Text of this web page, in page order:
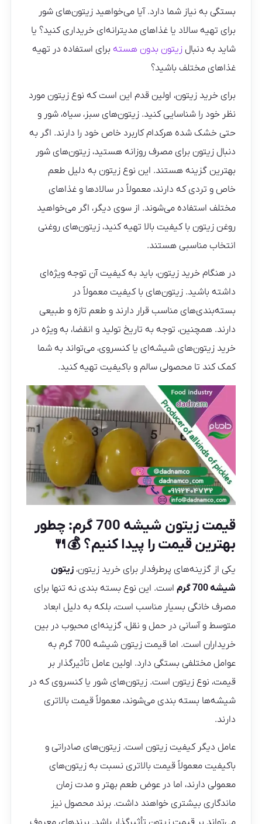
بستگی به نیاز شما دارد. آیا می‌خواهید زیتون‌های شور
برای تهیه سالاد یا غذاهای مدیترانه‌ای خریداری کنید؟ یا
شاید به‌ دنبالزیتون‌ بدون هسته برای استفاده در تهیه
غذاهای مختلف باشید؟
برای خرید زیتون، اولین قدم این است که نوع زیتون مورد
نظر خود را شناسایی کنید. زیتون‌های سبز، سیاه، شور و
حتی خشک‌ شده هرکدام کاربرد خاص خود را دارند. اگر به
دنبال زیتون برای مصرف روزانه هستید، زیتون‌های شور
بهترین گزینه هستند. این نوع زیتون به دلیل طعم
خاص و تردی که دارند، معمولاً در سالادها و غذاهای
مختلف استفاده می‌شوند. از سوی دیگر، اگر می‌خواهید
روغن زیتون با کیفیت بالا تهیه کنید، زیتون‌های روغنی
انتخاب مناسبی هستند.
در هنگام خرید زیتون، باید به کیفیت آن توجه ویژه‌ای
داشته باشید. زیتون‌های با کیفیت معمولاً در
بسته‌بندی‌های مناسب قرار دارند و طعم تازه و طبیعی
دارند. همچنین، توجه به تاریخ تولید و انقضا، به‌ ویژه در
خرید زیتون‌های شیشه‌ای یا کنسروی، می‌تواند به شما
کمک کند تا محصولی سالم و باکیفیت تهیه کنید.
قیمت زیتون شیشه 700 گرم: چطور
بهترین قیمت را پیدا کنیم؟ 💰🍴
یکی از گزینه‌های پرطرفدار برای خرید زیتون،زیتون
شیشه 700 گرم
است. این نوع بسته‌ بندی نه تنها برای
مصرف خانگی بسیار مناسب است، بلکه به دلیل ابعاد
متوسط و آسانی در حمل‌ و نقل، گزینه‌ای محبوب در بین
خریداران است. اما قیمت زیتون شیشه 700 گرم به
عوامل مختلفی بستگی دارد. اولین عامل تأثیرگذار بر
قیمت، نوع زیتون است. زیتون‌های شور یا کنسروی که در
شیشه‌ها بسته‌ بندی می‌شوند، معمولاً قیمت بالاتری
دارند.
عامل دیگر کیفیت زیتون است. زیتون‌های صادراتی و
باکیفیت معمولاً قیمت بالاتری نسبت به زیتون‌های
معمولی دارند، اما در عوض طعم بهتر و مدت زمان
ماندگاری بیشتری خواهند داشت. برند محصول نیز